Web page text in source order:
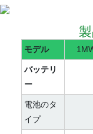
モデル
バッテリ
ー
電池のタ
イプ